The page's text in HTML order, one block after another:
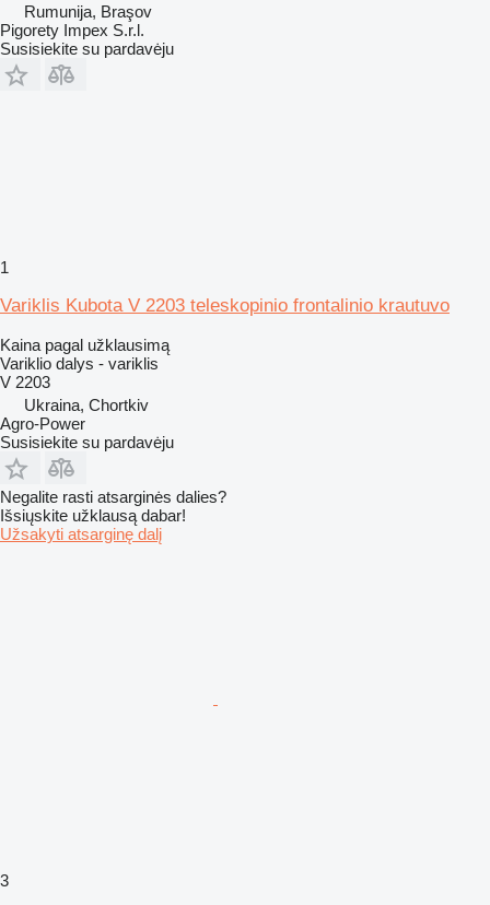
Rumunija, Braşov
Pigorety Impex S.r.l.
Susisiekite su pardavėju
1
Variklis Kubota V 2203 teleskopinio frontalinio krautuvo
Kaina pagal užklausimą
Variklio dalys - variklis
V 2203
Ukraina, Chortkiv
Agro-Power
Susisiekite su pardavėju
Negalite rasti atsarginės dalies?
Išsiųskite užklausą dabar!
Užsakyti atsarginę dalį
3